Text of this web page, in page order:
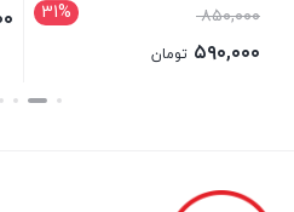
31% ۸۵۰,۰۰۰قیمت
اصلی:۵۹۰,۰۰۰ تومان